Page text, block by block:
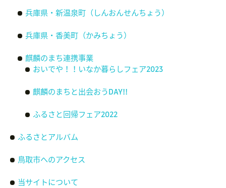
兵庫県・新温泉町（しんおんせんちょう）
兵庫県・香美町（かみちょう）
麒麟のまち連携事業
おいでや！！いなか暮らしフェア2023
麒麟のまちと出会おうDAY!!
ふるさと回帰フェア2022
ふるさとアルバム
鳥取市へのアクセス
当サイトについて